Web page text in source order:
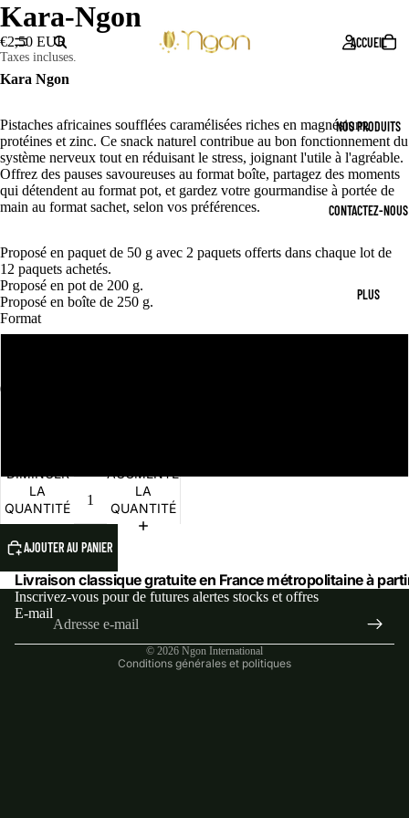
ACCUEIL
NOS PRODUITS
CONTACTEZ-NOUS
PLUS
Kara-Ngon
€2,50 EUR
Taxes incluses.
Kara Ngon
Pistaches africaines soufflées caramélisées riches en magnésium,
protéines et zinc. Ce snack naturel contribue au bon fonctionnement du
système nerveux tout en réduisant le stress, joignant l'utile à l'agréable.
Offrez des pauses savoureuses au format boîte, partagez des moments
qui détendent au format pot, et gardez votre gourmandise à portée de
main au format sachet, selon vos préférences.
Proposé en paquet de 50 g avec 2 paquets offerts dans chaque lot de
12 paquets achetés.
Proposé en pot de 200 g.
Proposé en boîte de 250 g.
Format
DIMINUER
LA
QUANTITÉ
AUGMENTER
LA
QUANTITÉ
AJOUTER AU PANIER
Livraison classique gratuite en France métropolitaine à
Inscrivez-vous pour de futures alertes stocks et offres
E-mail
© 2026 Ngon International
Conditions générales et politiques
Politique de confidentialité